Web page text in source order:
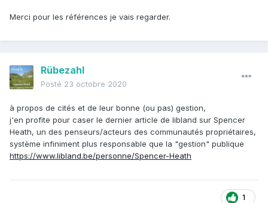
Merci pour les références je vais regarder.
Rübezahl
Posté 23 octobre 2020
à propos de cités et de leur bonne (ou pas) gestion,
j'en profite pour caser le dernier article de libland sur Spencer
Heath, un des penseurs/acteurs des communautés propriétaires,
système infiniment plus responsable que la "gestion" publique
https://www.libland.be/personne/Spencer-Heath
1